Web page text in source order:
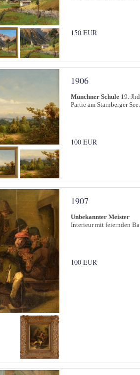
150 EUR
1906
Münchner Schule 19.
Partie am Starnberger
100 EUR
1907
Unbekannter Meister
Interieur mit feiernden
100 EUR